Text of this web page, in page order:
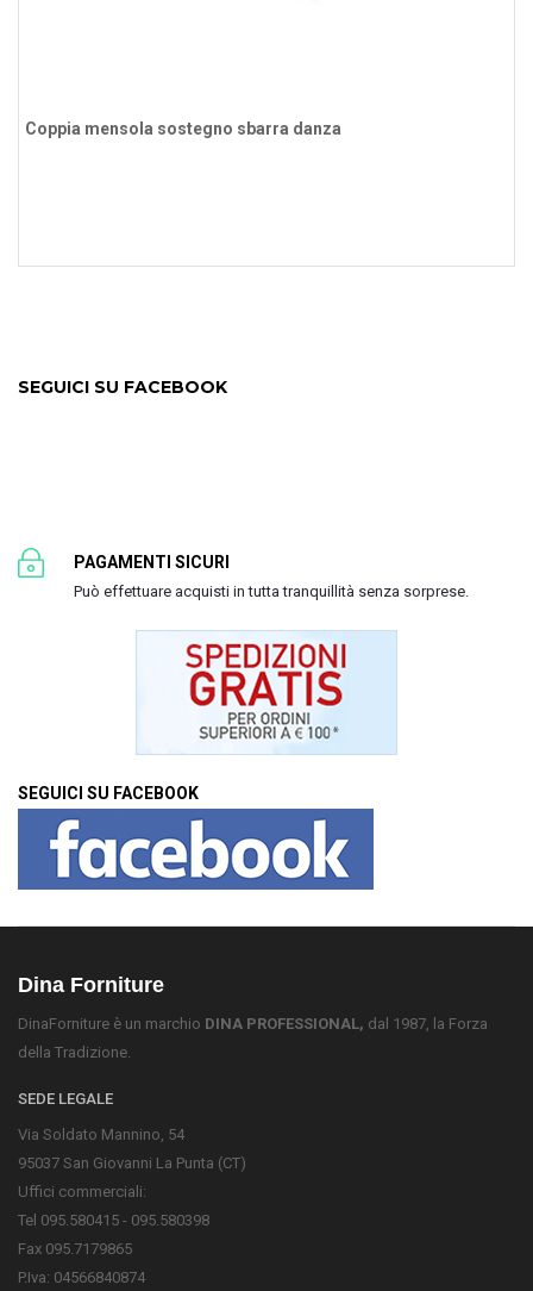
Coppia mensola sostegno sbarra danza
SEGUICI SU FACEBOOK
PAGAMENTI SICURI
Può effettuare acquisti in tutta tranquillità senza sorprese.
SEGUICI SU FACEBOOK
Dina Forniture
DinaForniture è un marchio DINA PROFESSIONAL, dal 1987, la Forza
della Tradizione.
SEDE LEGALE
Via Soldato Mannino, 54
95037 San Giovanni La Punta (CT)
Uffici commerciali:
Tel 095.580415 - 095.580398
Fax 095.7179865
P.Iva: 04566840874